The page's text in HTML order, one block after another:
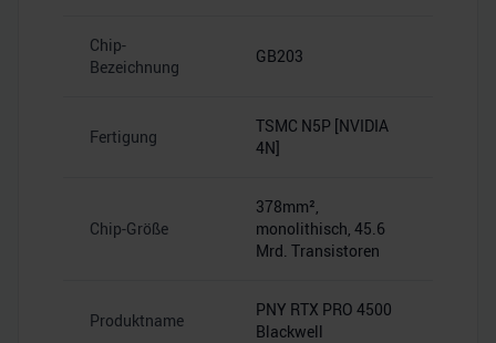
Chip-
Bezeichnung
GB203
Fertigung
TSMC N5P [NVIDIA
4N]
Chip-Größe
378mm²,
monolithisch, 45.6
Mrd. Transistoren
Produktname
PNY RTX PRO 4500
Blackwell